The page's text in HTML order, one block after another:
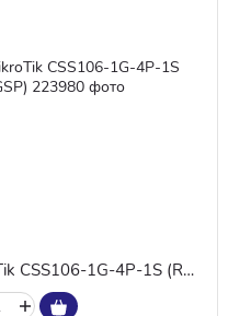
Комутатор MikroTik CSS106-1G-4P-1S (RB260GSP)